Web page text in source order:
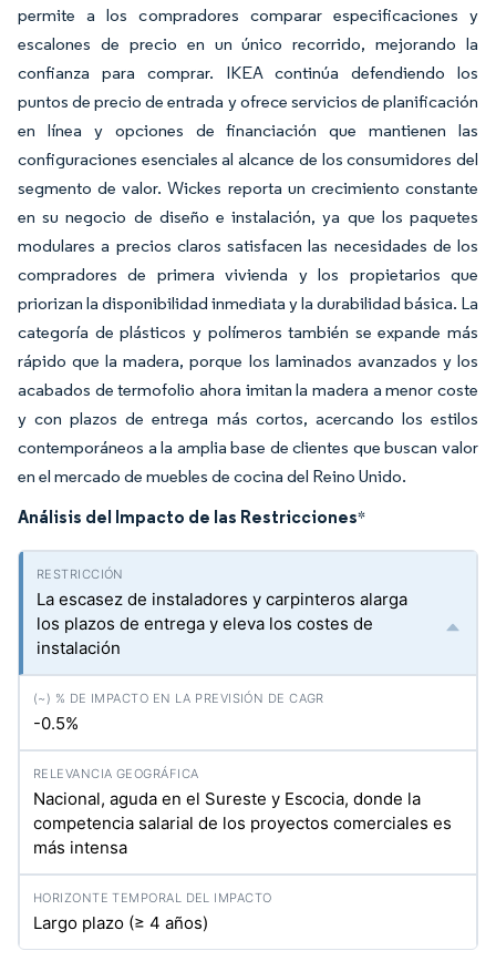
permite a los compradores comparar especificaciones y
escalones de precio en un único recorrido, mejorando la
confianza para comprar. IKEA continúa defendiendo los
puntos de precio de entrada y ofrece servicios de planificación
en línea y opciones de financiación que mantienen las
configuraciones esenciales al alcance de los consumidores del
segmento de valor. Wickes reporta un crecimiento constante
en su negocio de diseño e instalación, ya que los paquetes
modulares a precios claros satisfacen las necesidades de los
compradores de primera vivienda y los propietarios que
priorizan la disponibilidad inmediata y la durabilidad básica. La
categoría de plásticos y polímeros también se expande más
rápido que la madera, porque los laminados avanzados y los
acabados de termofolio ahora imitan la madera a menor coste
y con plazos de entrega más cortos, acercando los estilos
contemporáneos a la amplia base de clientes que buscan valor
en el mercado de muebles de cocina del Reino Unido.
Análisis del Impacto de las Restricciones*
La escasez de instaladores y carpinteros alarga
los plazos de entrega y eleva los costes de
instalación
-0.5%
Nacional, aguda en el Sureste y Escocia, donde la
competencia salarial de los proyectos comerciales es
más intensa
Largo plazo (≥ 4 años)